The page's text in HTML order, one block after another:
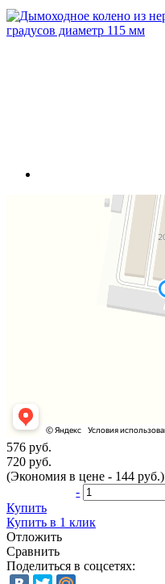
576 руб.
720 руб.
(Экономия в цене - 144 руб.)
-
Купить
Купить в 1 клик
Отложить
Сравнить
Поделиться в соцсетях: